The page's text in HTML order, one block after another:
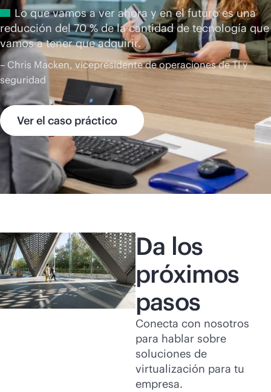
Lo que vamos a ver ahora y en el futuro es una
reducción del 70 % de la cantidad de tecnología que
vamos a tener que adquirir.
– Chris Macken, vicepresidente de operaciones de TI y
seguridad
Ver el caso práctico
Da los
próximos
pasos
Conecta con nosotros
para hablar sobre
soluciones de
virtualización para tu
empresa.